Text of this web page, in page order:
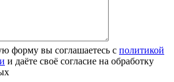
форму вы соглашаетесь с политикой
и даёте своё согласие на обработку